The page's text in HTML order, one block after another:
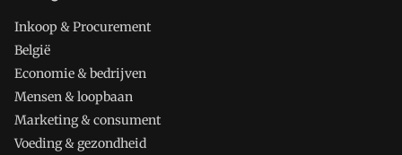
Inkoop & Procurement
België
Economie & bedrijven
Mensen & loopbaan
Marketing & consument
Voeding & gezondheid